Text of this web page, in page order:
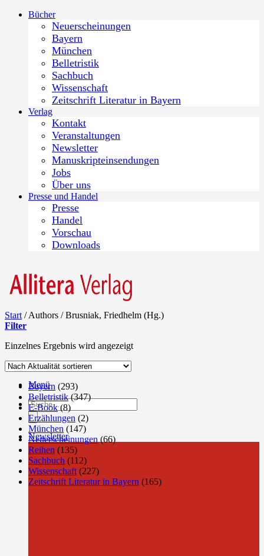
Zum
Bücher
Neuerscheinungen
Bayern
München
Belletristik
Sachbuch
Wissenschaft
Zeitschrift Literatur in Bayern
Verlag
Kontakt
Veranstaltungen
Newsletter
Manuskripteinsendungen
Jobs
Über uns
Presse und Handel
Presse
Handel
Vorschau
Downloads
Menü
Products
search
Newsletter
Start /Authors /Brusniak, Friedhelm (Hg.)
Filter
Einzelnes Ergebnis wird angezeigt
Bayern (293)
Belletristik (347)
E-Book (8)
Erzählungen (2)
München (147)
Neuerscheinungen (66)
Reihen (135)
Sachbuch (112)
Wissenschaft (227)
Zeitschrift Literatur in Bayern (165)